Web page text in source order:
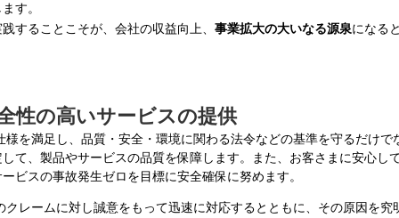
す。
することこそが、会社の収益向上、 事業拡大の大いなる源泉になる
性の高いサービスの提供
様を満足し、品質・安全・環境に関わる法令などの基準を守るだけで
て、製品やサービスの品質を保障します。また、お客さまに安心し
ビスの事故発生ゼロを目標に安全確保に努めます。
クレームに対し誠意をもって迅速に対応するとともに、その原因を究